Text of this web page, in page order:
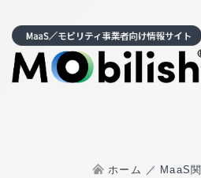
ホーム MaaS